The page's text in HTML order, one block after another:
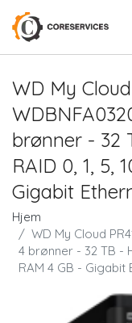
WD My
brønner - 32
RAID 0, 1, 5,
Gigabit
Hjem
WD My Cloud
4 brønner - 32 TB -
RAM 4 GB - Gigabit